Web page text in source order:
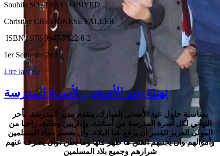
Souhila SOLTANI LOBIYED
Christine CREMONESE FALLER
ISBN : 978-9947-7822-6-2
1er Semestre 2021
Lire la suite
تهنئة عيد الأضحى- لأسرة المدرسة
بمناسبة حلول عيد الأضحى المبارك، يتقدم مدير المدرسة، بأحر
التهاني لكل أسرة المدرسة من أساتذة، وإداريين وطلبة، راجيا من
المولى العزيز القدير أن يرفع عنا البلاء، وأن يعصم دماء المسلمين
وأموالهم وأن يجنبهم الفتن ما ظهر منها وما بطن ،وأن يصرف عنهم
شرارهم وجميع بلاد المسلمين